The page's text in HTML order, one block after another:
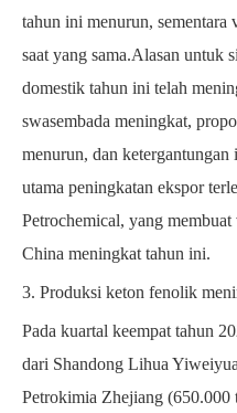
tahun ini menurun, sementara
saat yang sama.Alasan untuk
domestik tahun ini telah
swasembada meningkat,
menurun, dan
utama peningkatan ekspor
Petrochemical, yang
China meningkat tahun ini.
3. Produksi keton fenolik
Pada kuartal keempat tahun
dari Shandong Lihua
Petrokimia Zhejiang (650.000